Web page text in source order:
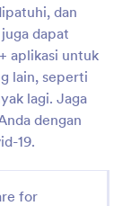
dan
dapat
aplikasi untuk
lain, seperti
lagi. Jaga
dengan
19.
for